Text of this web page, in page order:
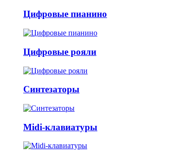
Цифровые пианино
Цифровые рояли
Синтезаторы
Midi-клавиатуры